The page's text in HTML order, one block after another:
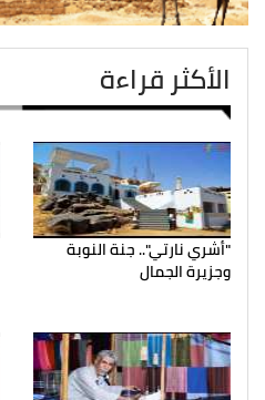
الأكثر قراءة
"أشري نارتي".. جنة النوبة
وجزيرة الجمال